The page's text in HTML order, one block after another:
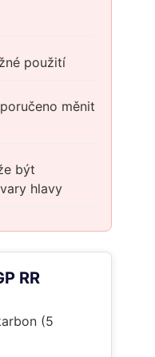
použití
měnit
být
hlavy
RR
(5